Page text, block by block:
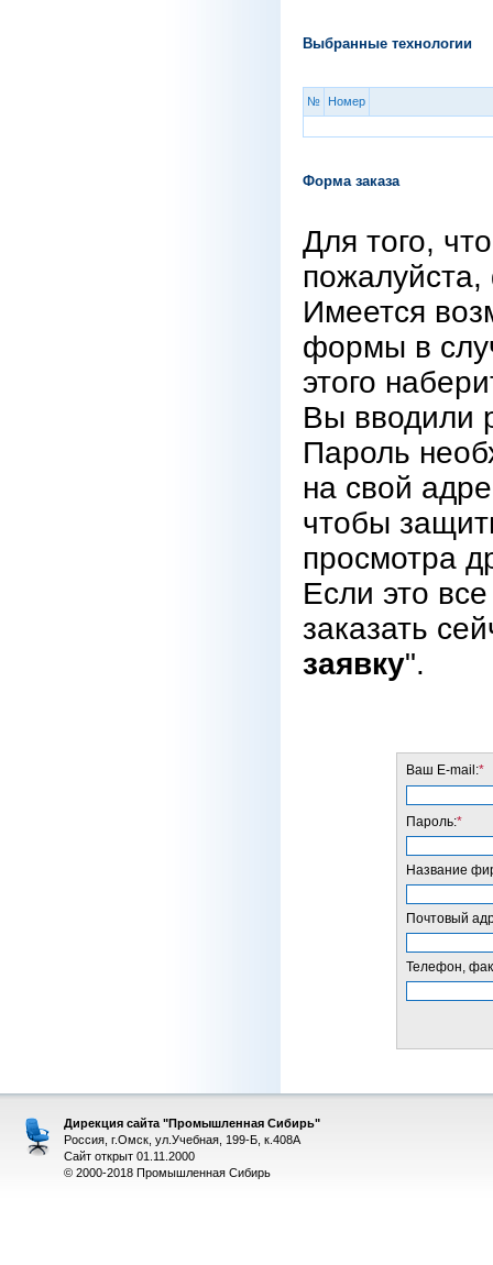
Выбранные технологии
№ Номер
Форма заказа
Для того,
Имеется
формы в
этого
Вы вводили
Пароль
на свой
чтобы
просмотра
Если это
заказать
заявку".
Ваш E-mail:*
Пароль:*
Название
Почтовый
Телефон,
Дирекция сайта "Промышленная Сибирь"
Россия, г.Омск, ул.Учебная, 199-Б, к.408А
Сайт открыт 01.11.2000
© 2000-2018 Промышленная Сибирь